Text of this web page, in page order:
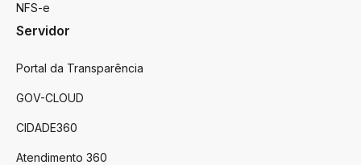
NFS-e
Servidor
Portal da Transparência
GOV-CLOUD
CIDADE360
Atendimento 360